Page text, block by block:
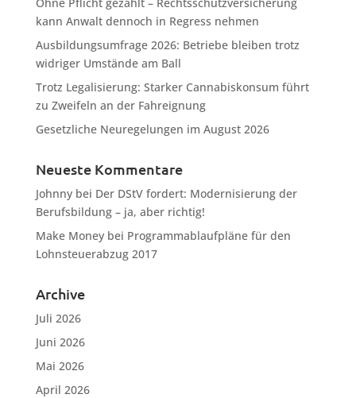
kann Anwalt dennoch in Regress nehmen
Ausbildungsumfrage 2026: Betriebe bleiben trotz
widriger Umstände am Ball
Trotz Legalisierung: Starker Cannabiskonsum führt
zu Zweifeln an der Fahreignung
Gesetzliche Neuregelungen im August 2026
Neueste Kommentare
Johnnybei Der DStV fordert: Modernisierung der
Berufsbildung – ja, aber richtig!
Make Moneybei Programmablaufpläne für den
Lohnsteuerabzug 2017
Archive
Juli 2026
Juni 2026
Mai 2026
April 2026